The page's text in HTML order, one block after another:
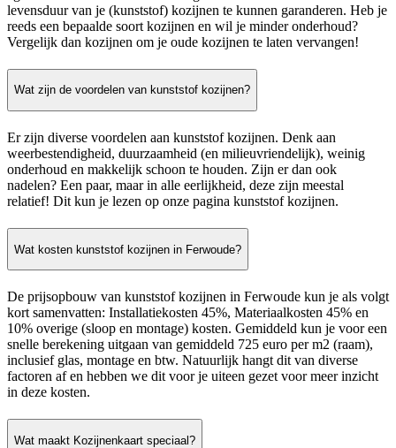
levensduur van je (kunststof) kozijnen te kunnen garanderen. Heb je
reeds een bepaalde soort kozijnen en wil je minder onderhoud?
Vergelijk dan kozijnen om je oude kozijnen te laten vervangen!
Wat zijn de voordelen van kunststof kozijnen?
Er zijn diverse voordelen aan kunststof kozijnen. Denk aan
weerbestendigheid, duurzaamheid (en milieuvriendelijk), weinig
onderhoud en makkelijk schoon te houden. Zijn er dan ook
nadelen? Een paar, maar in alle eerlijkheid, deze zijn meestal
relatief! Dit kun je lezen op onze pagina kunststof kozijnen.
Wat kosten kunststof kozijnen in Ferwoude?
De prijsopbouw van kunststof kozijnen in Ferwoude kun je als volgt
kort samenvatten: Installatiekosten 45%, Materiaalkosten 45% en
10% overige (sloop en montage) kosten. Gemiddeld kun je voor een
snelle berekening uitgaan van gemiddeld 725 euro per m2 (raam),
inclusief glas, montage en btw. Natuurlijk hangt dit van diverse
factoren af en hebben we dit voor je uiteen gezet voor meer inzicht
in deze kosten.
Wat maakt Kozijnenkaart speciaal?